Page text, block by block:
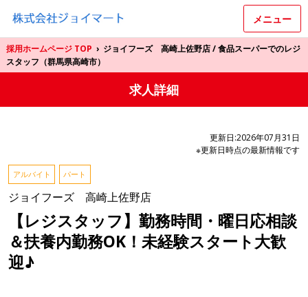
メニュー
採用ホームページ TOP › ジョイフーズ 高崎上佐野店 / 食品スーパーでのレジ
スタッフ（群馬県高崎市）
求人詳細
更新日:2026年07月31日
※更新日時点の最新情報です
アルバイト パート
ジョイフーズ 高崎上佐野店
【レジスタッフ】勤務時間・曜日応相談
＆扶養内勤務OK！未経験スタート大歓
迎♪